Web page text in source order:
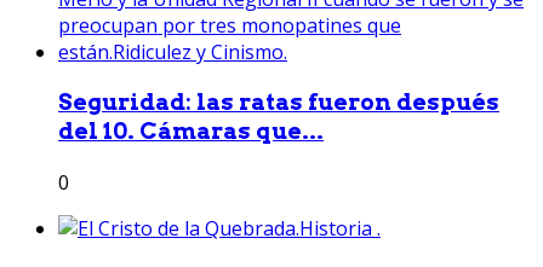
Seguridad: las ratas fueron después
del 10. Cámaras que...
0